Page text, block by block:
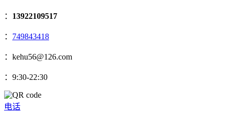
： 13922109517
： 749843418
：kehu56@126.com
：9:30-22:30
电话